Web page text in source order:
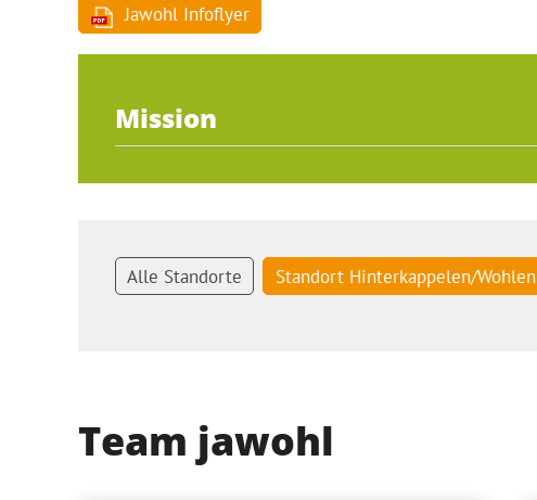
Jawohl Infoflyer
Mission
Alle Standorte Standort Hinterkappelen/Wohlen
Team jawohl